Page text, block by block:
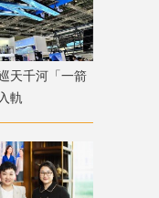
天千河「一箭
軌